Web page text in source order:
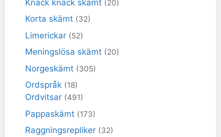
Knack knack skämt (20)
Korta skämt (32)
Limerickar (52)
Meningslösa skämt (20)
Norgeskämt (305)
Ordspråk (18)
Ordvitsar (491)
Pappaskämt (173)
Raggningsrepliker (32)